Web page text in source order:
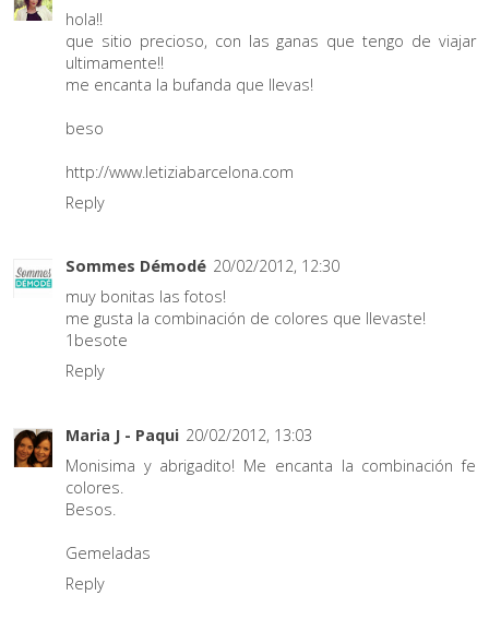
hola!!
que sitio precioso, con las ganas que tengo de viajar
ultimamente!!
me encanta la bufanda que llevas!
beso
http://www.letiziabarcelona.com
Reply
Sommes Démodé 20/02/2012, 12:30
muy bonitas las fotos!
me gusta la combinación de colores que llevaste!
1besote
Reply
Maria J - Paqui 20/02/2012, 13:03
Monisima y abrigadito! Me encanta la combinación fe
colores.
Besos.
Gemeladas
Reply